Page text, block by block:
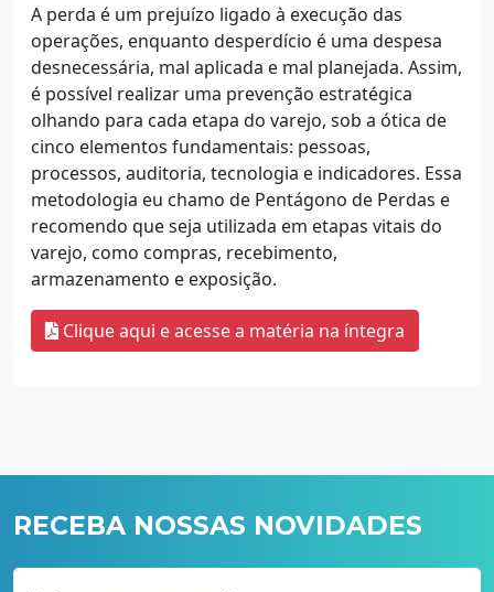
A perda é um prejuízo ligado à execução das
operações, enquanto desperdício é uma despesa
desnecessária, mal aplicada e mal planejada. Assim,
é possível realizar uma prevenção estratégica
olhando para cada etapa do varejo, sob a ótica de
cinco elementos fundamentais: pessoas,
processos, auditoria, tecnologia e indicadores. Essa
metodologia eu chamo de Pentágono de Perdas e
recomendo que seja utilizada em etapas vitais do
varejo, como compras, recebimento,
armazenamento e exposição.
Clique aqui e acesse a matéria na íntegra
RECEBA NOSSAS NOVIDADES